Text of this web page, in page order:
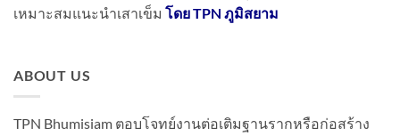
เหมาะสมแนะนำเสาเข็ม โดย TPN ภูมิสยาม
ABOUT US
TPN Bhumisiam ตอบโจทย์งานต่อเติมฐานรากหรือก่อสร้าง